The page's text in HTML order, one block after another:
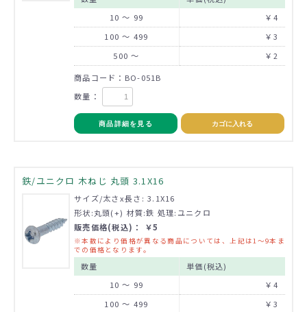
10 ～ 99
￥4
100 ～ 499
￥3
500 ～
￥2
商品コード：BO-051B
数量：
商品詳細を見る カゴに入れる
鉄/ユニクロ 木ねじ 丸頭 3.1X16
サイズ/太さx長さ: 3.1X16
形状:丸頭(+) 材質:鉄 処理:ユニクロ
販売価格(税込)： ￥5
※本数により価格が異なる商品については、上記は1～9本ま
での価格となります。
数量
単価(税込)
10 ～ 99
￥4
100 ～ 499
￥3